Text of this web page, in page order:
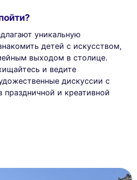
уникальную
детей с искусством,
выходом в столице.
и ведите
дискуссии с
и креативной